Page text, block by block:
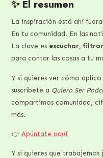
✨ El resumen
La inspiración está ahí
En tu comunidad. En las
La clave es escuchar,
para contar las cosas a tu
Y si quieres ver cómo
suscríbete a Quiero Ser
compartimos comunidad,
más.
👉Apúntate aquí
Y si quieres que